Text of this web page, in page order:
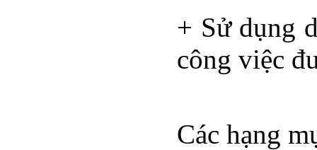
+ Sử dụng
công việc
Các hạng